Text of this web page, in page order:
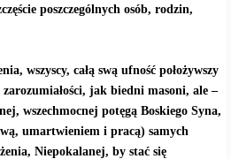
poszczególnych osób, rodzin,
wszyscy, całą swą ufność położywszy
jak biedni masoni, ale –
wszechmocnej potęgą Boskiego Syna,
umartwieniem i pracą) samych
Niepokalanej, by stać się